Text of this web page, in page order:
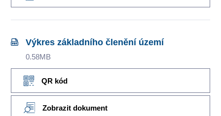
Výkres základního členění území
0.58MB
QR kód
Zobrazit dokument